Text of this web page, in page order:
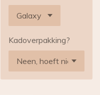
Kadoverpakking?